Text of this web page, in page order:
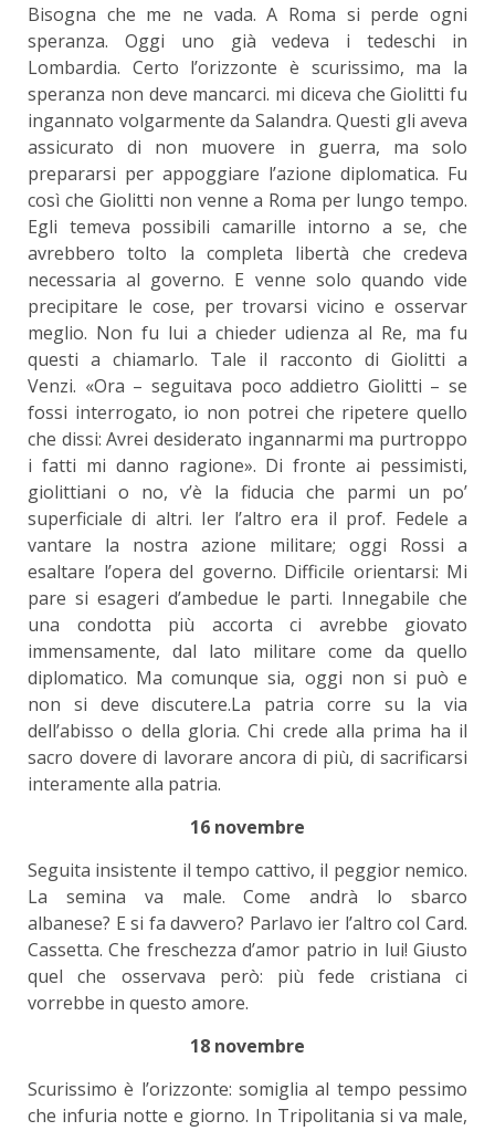
Bisogna che me ne vada. A Roma si perde ogni
speranza. Oggi uno già vedeva i tedeschi in
Lombardia. Certo l’orizzonte è scurissimo, ma la
speranza non deve mancarci. mi diceva che Giolitti fu
ingannato volgarmente da Salandra. Questi gli aveva
assicurato di non muovere in guerra, ma solo
prepararsi per appoggiare l’azione diplomatica. Fu
così che Giolitti non venne a Roma per lungo tempo.
Egli temeva possibili camarille intorno a se, che
avrebbero tolto la completa libertà che credeva
necessaria al governo. E venne solo quando vide
precipitare le cose, per trovarsi vicino e osservar
meglio. Non fu lui a chieder udienza al Re, ma fu
questi a chiamarlo. Tale il racconto di Giolitti a
Venzi. «Ora – seguitava poco addietro Giolitti – se
fossi interrogato, io non potrei che ripetere quello
che dissi: Avrei desiderato ingannarmi ma purtroppo
i fatti mi danno ragione». Di fronte ai pessimisti,
giolittiani o no, v’è la fiducia che parmi un po’
superficiale di altri. Ier l’altro era il prof. Fedele a
vantare la nostra azione militare; oggi Rossi a
esaltare l’opera del governo. Difficile orientarsi: Mi
pare si esageri d’ambedue le parti. Innegabile che
una condotta più accorta ci avrebbe giovato
immensamente, dal lato militare come da quello
diplomatico. Ma comunque sia, oggi non si può e
non si deve discutere.La patria corre su la via
dell’abisso o della gloria. Chi crede alla prima ha il
sacro dovere di lavorare ancora di più, di sacrificarsi
interamente alla patria.
16 novembre
Seguita insistente il tempo cattivo, il peggior nemico.
La semina va male. Come andrà lo sbarco
albanese? E si fa davvero? Parlavo ier l’altro col Card.
Cassetta. Che freschezza d’amor patrio in lui! Giusto
quel che osservava però: più fede cristiana ci
vorrebbe in questo amore.
18 novembre
Scurissimo è l’orizzonte: somiglia al tempo pessimo
che infuria notte e giorno. In Tripolitania si va male,